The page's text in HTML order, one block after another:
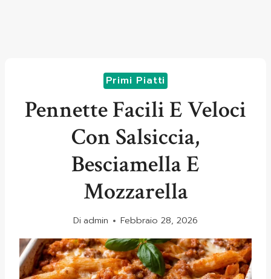
Primi Piatti
Pennette Facili E Veloci
Con Salsiccia,
Besciamella E
Mozzarella
Di admin Febbraio 28, 2026